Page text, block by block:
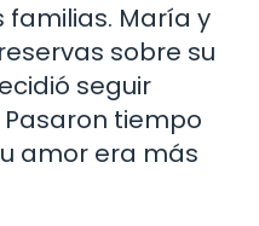
María y
sobre su
seguir
tiempo
amor era más